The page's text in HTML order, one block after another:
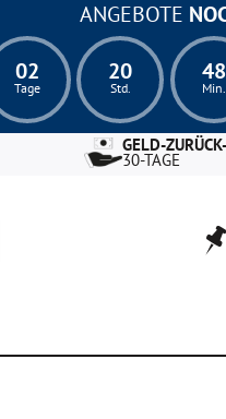
ANGEBOTE
02
Tage
20
Std.
48
Min.
GELD-
30-TAGE